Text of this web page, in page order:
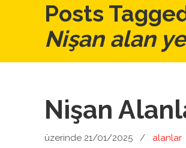
Posts
Nişan alan
Nişan
üzerinde 21/01/2025 / alanlar